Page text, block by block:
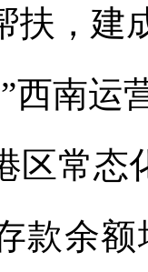
扶，建
”西南运
区常态
款余额